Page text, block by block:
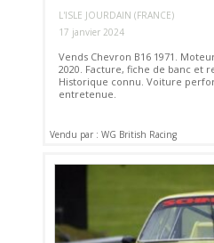
L'ISLE JOURDAIN (FRANCE)
17 janvier 2024
Vends Chevron B16 1971.
2020. Facture, fiche de banc et
Historique connu. Voiture
entretenue.
Vendu par : WG British Racing